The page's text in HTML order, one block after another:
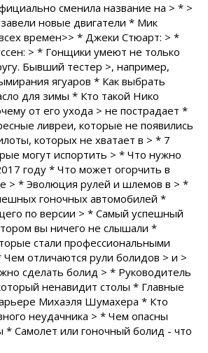
сменила название на > * >
новые двигатели * Мик
времен>> * Джеки Стюарт: > *
> * Гонщики умеют не только
Бывший тестер >, например,
ягуаров * Как выбрать
для зимы * Кто такой Нико
от его ухода > не пострадает *
ливреи, которые не появились
которых не хватает в > * 7
могут испортить > * Что нужно
году * Что может огорчить в
> * Эволюция рулей и шлемов в > *
гоночных автомобилей *
по версии > * Самый успешный
вы ничего не слышали *
стали профессиональными
отличаются рули болидов > и >
сделать болид > * Руководитель
ненавидит столы * Главные
Михаэля Шумахера * Кто
неудачника > * Чем опасны
* Самолет или гоночный болид - что